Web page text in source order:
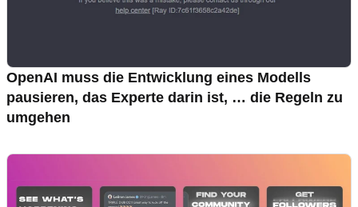
OpenAI muss die Entwicklung eines Modells
pausieren, das Experte darin ist, … die Regeln zu
umgehen